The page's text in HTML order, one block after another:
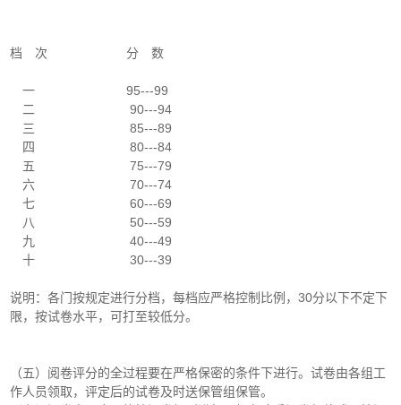
档 次 分 数
一 95---99
二 90---94
三 85---89
四 80---84
五 75---79
六 70---74
七 60---69
八 50---59
九 40---49
十 30---39
说明：各门按规定进行分档，每档应严格控制比例，30分以下不定下
限，按试卷水平，可打至较低分。
（五）阅卷评分的全过程要在严格保密的条件下进行。试卷由各组工
作人员领取，评定后的试卷及时送保管组保管。